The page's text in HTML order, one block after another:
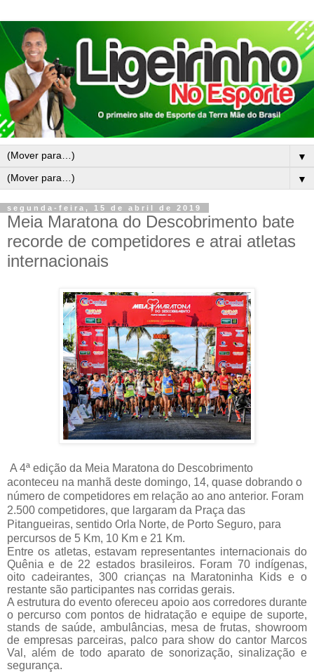
▼
▼
segunda-feira, 15 de abril de 2019
Meia Maratona do Descobrimento bate
recorde de competidores e atrai atletas
internacionais
A 4ª edição da Meia Maratona do Descobrimento
aconteceu na manhã deste domingo, 14, quase dobrando o
número de competidores em relação ao ano anterior. Foram
2.500 competidores, que largaram da Praça das
Pitangueiras, sentido Orla Norte, de Porto Seguro, para
percursos de 5 Km, 10 Km e 21 Km.
Entre os atletas, estavam representantes internacionais do
Quênia e de 22 estados brasileiros. Foram 70 indígenas,
oito cadeirantes, 300 crianças na Maratoninha Kids e o
restante são participantes nas corridas gerais.
A estrutura do evento ofereceu apoio aos corredores durante
o percurso com pontos de hidratação e equipe de suporte,
stands de saúde, ambulâncias, mesa de frutas, showroom
de empresas parceiras, palco para show do cantor Marcos
Val, além de todo aparato de sonorização, sinalização e
segurança.